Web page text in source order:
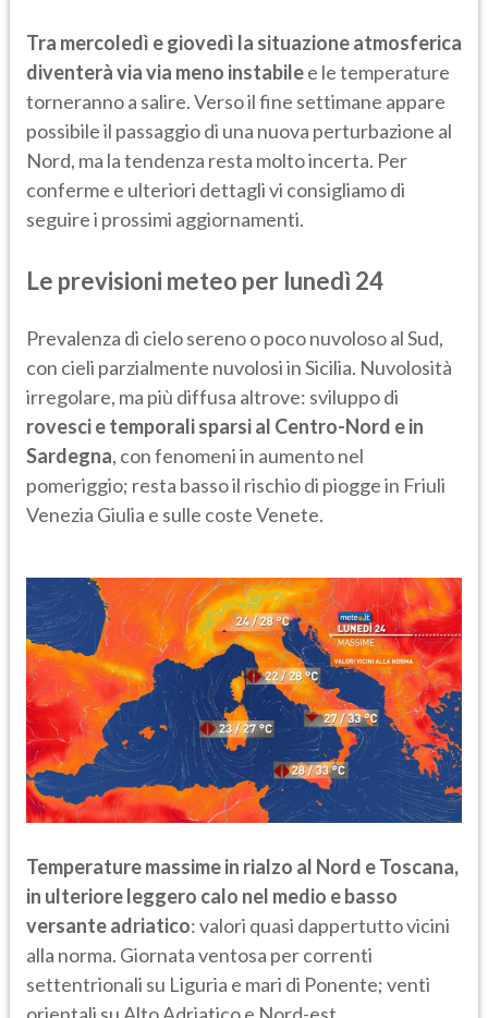
Tra mercoledì e giovedì la situazione atmosferica
diventerà via via meno instabilee le temperature
torneranno a salire. Verso il fine settimane appare
possibile il passaggio di una nuova perturbazione al
Nord, ma la tendenza resta molto incerta. Per
conferme e ulteriori dettagli vi consigliamo di
seguire i prossimi aggiornamenti.
Le previsioni meteo per lunedì 24
Prevalenza di cielo sereno o poco nuvoloso al Sud,
con cieli parzialmente nuvolosi in Sicilia. Nuvolosità
irregolare, ma più diffusa altrove: sviluppo di
rovesci e temporali sparsi al Centro-Nord e in
Sardegna, con fenomeni in aumento nel
pomeriggio; resta basso il rischio di piogge in Friuli
Venezia Giulia e sulle coste Venete.
Temperature massime in rialzo al Nord e Toscana,
in ulteriore leggero calo nel medio e basso
versante adriatico: valori quasi dappertutto vicini
alla norma. Giornata ventosa per correnti
settentrionali su Liguria e mari di Ponente; venti